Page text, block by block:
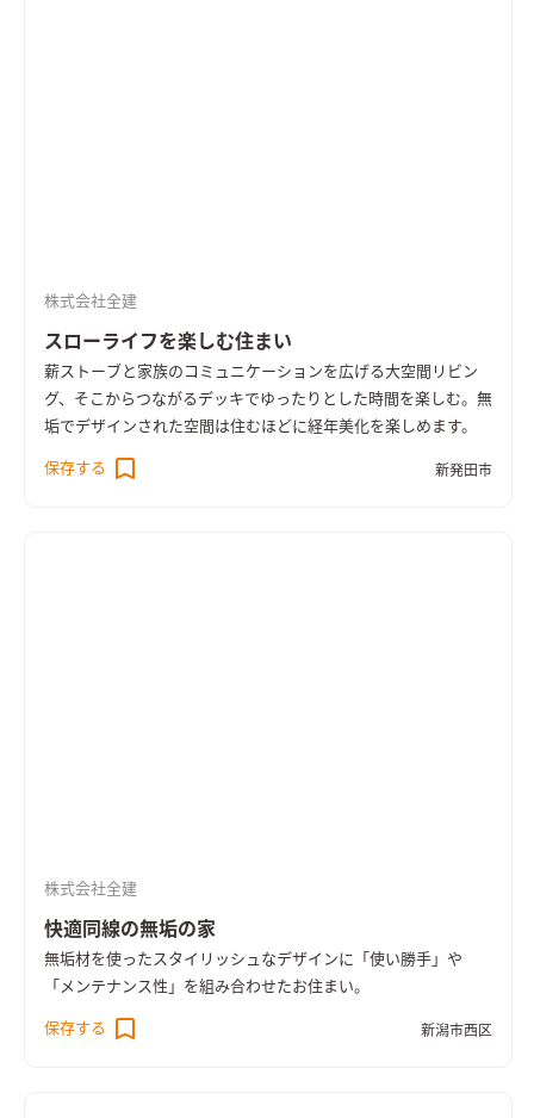
株式会社全建
スローライフを楽しむ住まい
薪ストーブと家族のコミュニケーションを広げる大空間リビン
グ、そこからつながるデッキでゆったりとした時間を楽しむ。無
垢でデザインされた空間は住むほどに経年美化を楽しめます。
保存する 新発田市
株式会社全建
快適同線の無垢の家
無垢材を使ったスタイリッシュなデザインに「使い勝手」や
「メンテナンス性」を組み合わせたお住まい。
保存する 新潟市西区